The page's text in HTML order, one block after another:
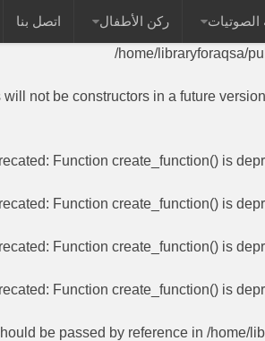
name as their class will not be
/home/libraryforaqsa/
not be constructors in a future
: Function create_function() is
: Function create_function() is
: Function create_function() is
: Function create_function() is
be passed by reference in /home/
الصوتيات ركن الأطفال اتصل بنا